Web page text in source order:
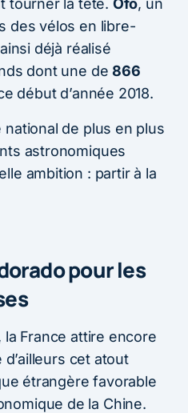
tourner la tête. Ofo, un
des vélos en libre-
déjà réalisé
dont une de866
début d’année 2018.
de plus en plus
astronomiques
ambition : partir à la
pour les
France attire encore
cet atout
étrangère favorable
de la Chine.